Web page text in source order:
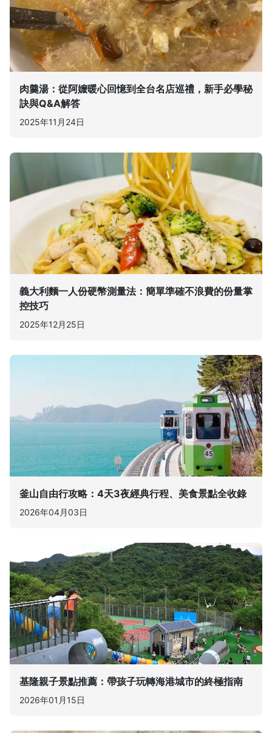
肉羹湯：從阿嬤暖心回憶到全台名店巡禮，新手必學秘
訣與Q&A解答
2025年11月24日
義大利麵一人份硬幣測量法：簡單準確不浪費的份量掌
控技巧
2025年12月25日
釜山自由行攻略：4天3夜經典行程、美食景點全收錄
2026年04月03日
基隆親子景點推薦：帶孩子玩轉海港城市的終極指南
2026年01月15日